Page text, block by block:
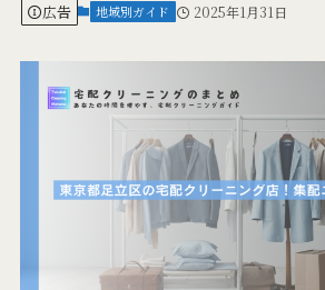
広告 地域別ガイド 2025年1月31日